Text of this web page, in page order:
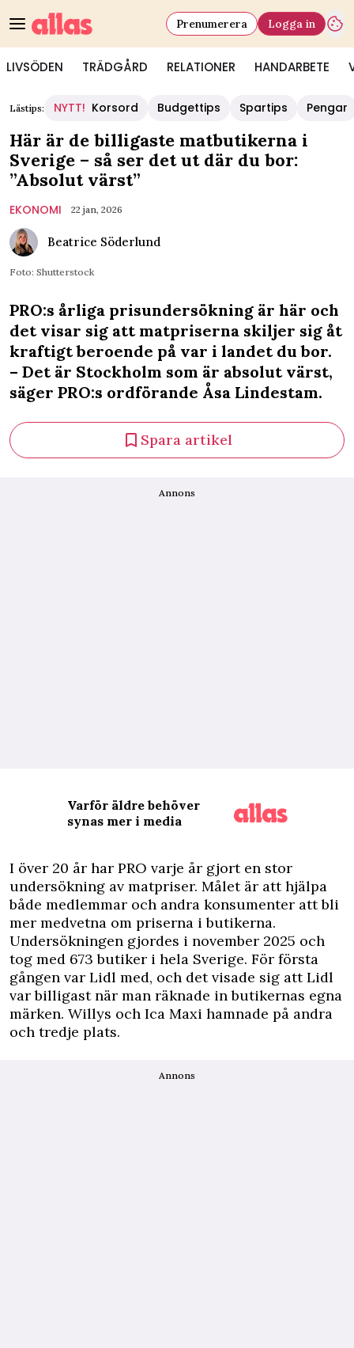
LIVSÖDEN TRÄDGÅRD RELATIONER HANDARBETE
Prenumerera Logga in
Lästips: NYTT! Korsord Budgettips Spartips Pengar
Här är de billigaste matbutikerna i
Sverige – så ser det ut där du bor:
”Absolut värst”
EKONOMI 22 jan, 2026
Beatrice Söderlund
Foto: Shutterstock
PRO:s årliga prisundersökning är här och
det visar sig att matpriserna skiljer sig åt
kraftigt beroende på var i landet du bor.
– Det är Stockholm som är absolut värst,
säger PRO:s ordförande Åsa Lindestam.
Spara artikel
Annons
Varför äldre behöver
synas mer i media
I över 20 år har PRO varje år gjort en stor
undersökning av matpriser. Målet är att hjälpa
både medlemmar och andra konsumenter att bli
mer medvetna om priserna i butikerna.
Undersökningen gjordes i november 2025 och
tog med 673 butiker i hela Sverige. För första
gången var Lidl med, och det visade sig att Lidl
var billigast när man räknade in butikernas egna
märken. Willys och Ica Maxi hamnade på andra
och tredje plats.
Annons